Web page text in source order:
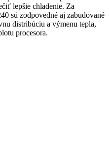
lepšie chladenie. Za
sú zodpovedné aj zabudované
distribúciu a výmenu tepla,
procesora.